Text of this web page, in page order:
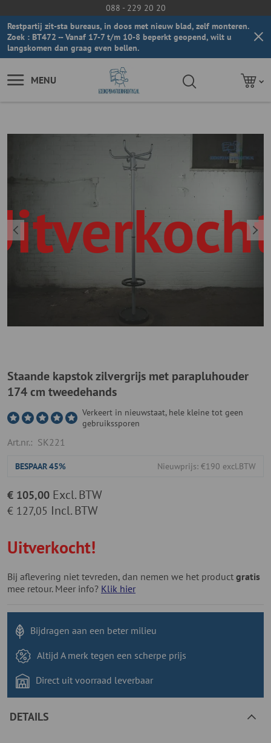
088 - 229 20 20
Restpartij zit-sta bureaus, in doos met nieuw blad, zelf monteren.
Zoek : BT472 -- Vanaf 17-7 t/m 10-8 beperkt geopend, wilt u
langskomen dan graag even bellen.
MENU
Staande kapstok zilvergrijs met parapluhouder
174 cm tweedehands
Verkeert in nieuwstaat, hele kleine tot geen
gebruikssporen
Art.nr.: SK221
BESPAAR45% Nieuwprijs: €190 excl.BTW
€ 127,05 Incl. BTW
€ 105,00 Excl. BTW
Uitverkocht!
Bij aflevering niet tevreden, dan nemen we het product gratis
mee retour. Meer info? Klik hier
Bijdragen aan een beter milieu
Altijd A merk tegen een scherpe prijs
Direct uit voorraad leverbaar
DETAILS